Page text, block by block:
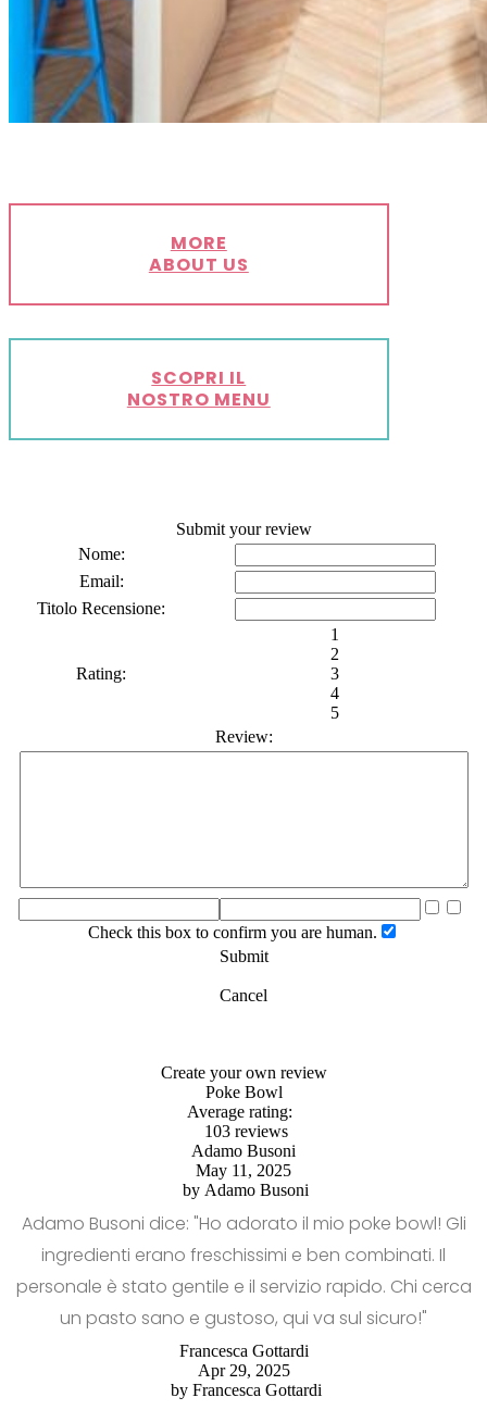
MORE
ABOUT US
SCOPRI IL
NOSTRO MENU
Submit your review
Nome:
Email:
Titolo Recensione:
Rating:
1
2
3
4
5
Review:
Check this box to confirm you are human.
Submit
Cancel
Create your own review
Poke Bowl
Average rating:
103 reviews
Adamo Busoni
May 11, 2025
by Adamo Busoni
Adamo Busoni dice: "Ho adorato il mio poke bowl! Gli
ingredienti erano freschissimi e ben combinati. Il
personale è stato gentile e il servizio rapido. Chi cerca
un pasto sano e gustoso, qui va sul sicuro!"
Francesca Gottardi
Apr 29, 2025
by Francesca Gottardi